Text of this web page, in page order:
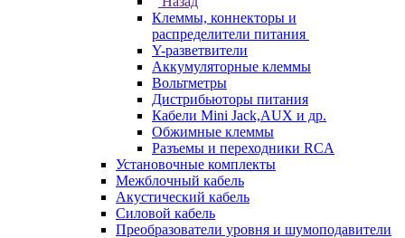
Клеммы, коннекторы и
распределители питания
Y-разветвители
Аккумуляторные клеммы
Вольтметры
Дистрибьюторы питания
Кабели Mini Jack,AUX и др.
Обжимные клеммы
Разъемы и переходники RCA
Установочные комплекты
Межблочный кабель
Акустический кабель
Силовой кабель
Преобразователи уровня и шумоподавители